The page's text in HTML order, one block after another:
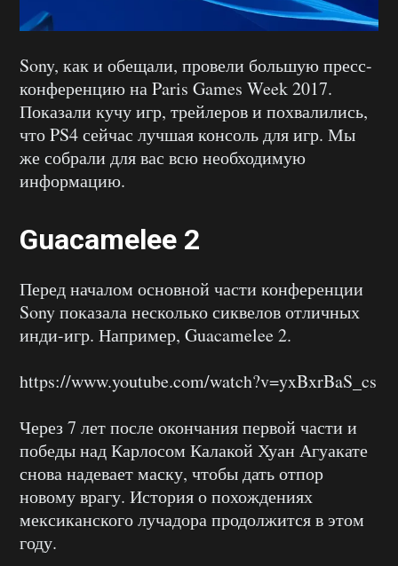
Sony, как и обещали, провели большую пресс-
конференцию на Paris Games Week 2017.
Показали кучу игр, трейлеров и похвалились,
что PS4 сейчас лучшая консоль для игр. Мы
же собрали для вас всю необходимую
информацию.
Guacamelee 2
Перед началом основной части конференции
Sony показала несколько сиквелов отличных
инди-игр. Например, Guacamelee 2.
https://www.youtube.com/watch?v=yxBxrBaS_cs
Через 7 лет после окончания первой части и
победы над Карлосом Калакой Хуан Агуакате
снова надевает маску, чтобы дать отпор
новому врагу. История о похождениях
мексиканского лучадора продолжится в этом
году.